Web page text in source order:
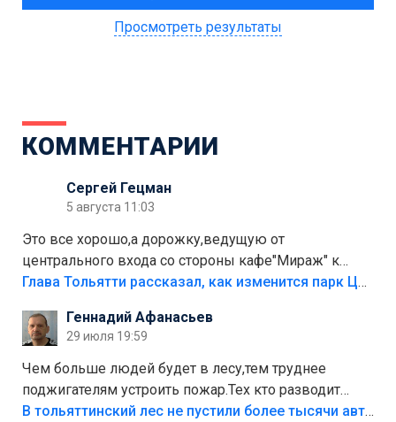
Просмотреть результаты
КОММЕНТАРИИ
Сергей Гецман
5 августа 11:03
Это все хорошо,а дорожку,ведущую от
центрального входа со стороны кафе"Мираж" к
аттракционам слабо доделать?А то бордюры
лежала в парке и испортилась.Да еще,видимо,часть
украли.
Глава Тольятти рассказал, как изменится парк Центрального района
Геннадий Афанасьев
29 июля 19:59
Чем больше людей будет в лесу,тем труднее
поджигателям устроить пожар.Тех кто разводит
костры,тех надо безбожно штрафовать.Камер полно
В тольяттинский лес не пустили более тысячи автомобилей